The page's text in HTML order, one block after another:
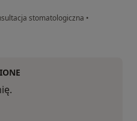
stomatologiczna •